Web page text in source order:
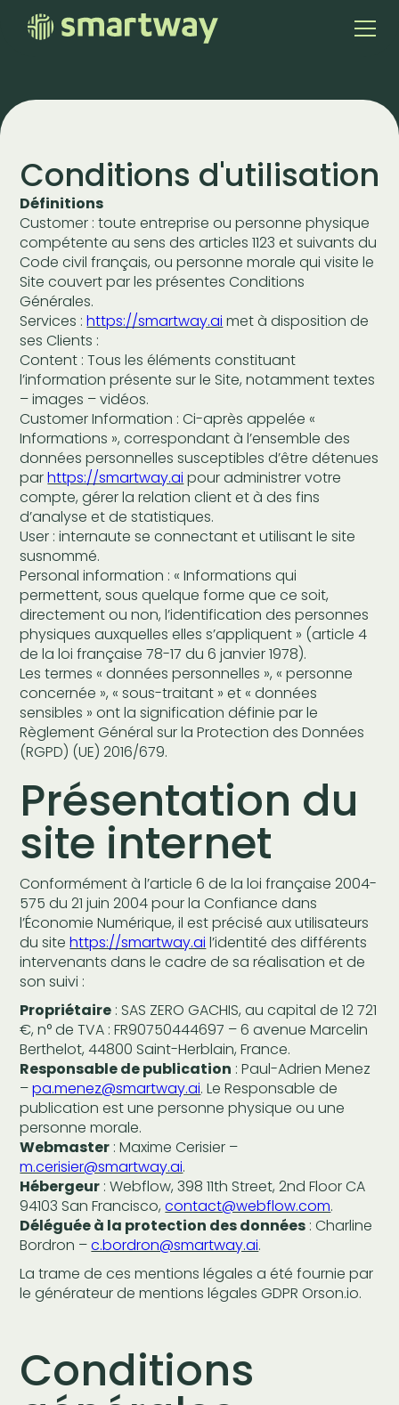
Conditions d'utilisation
Définitions
Customer : toute entreprise ou personne physique
compétente au sens des articles 1123 et suivants du
Code civil français, ou personne morale qui visite le
Site couvert par les présentes Conditions
Générales.
Services :https://smartway.ai met à disposition de
ses Clients :
Content : Tous les éléments constituant
l’information présente sur le Site, notamment textes
– images – vidéos.
Customer Information : Ci-après appelée «
Informations », correspondant à l’ensemble des
données personnelles susceptibles d’être détenues
parhttps://smartway.ai pour administrer votre
compte, gérer la relation client et à des fins
d’analyse et de statistiques.
User : internaute se connectant et utilisant le site
susnommé.
Personal information : « Informations qui
permettent, sous quelque forme que ce soit,
directement ou non, l’identification des personnes
physiques auxquelles elles s’appliquent » (article 4
de la loi française 78-17 du 6 janvier 1978).
Les termes « données personnelles », « personne
concernée », « sous-traitant » et « données
sensibles » ont la signification définie par le
Règlement Général sur la Protection des Données
(RGPD) (UE) 2016/679.
Présentation du
site internet
Conformément à l’article 6 de la loi française 2004-
575 du 21 juin 2004 pour la Confiance dans
l’Économie Numérique, il est précisé aux utilisateurs
du sitehttps://smartway.ai l’identité des différents
intervenants dans le cadre de sa réalisation et de
son suivi :
Propriétaire : SAS ZERO GACHIS, au capital de 12 721
€, n° de TVA : FR90750444697 – 6 avenue Marcelin
Berthelot, 44800 Saint-Herblain, France.
Responsable de publication : Paul-Adrien Menez
–pa.menez@smartway.ai. Le Responsable de
publication est une personne physique ou une
personne morale.
Webmaster : Maxime Cerisier –
m.cerisier@smartway.ai.
Hébergeur : Webflow, 398 11th Street, 2nd Floor CA
94103 San Francisco,contact@webflow.com.
Déléguée à la protection des données : Charline
Bordron –c.bordron@smartway.ai.
La trame de ces mentions légales a été fournie par
le générateur de mentions légales GDPR Orson.io.
Conditions